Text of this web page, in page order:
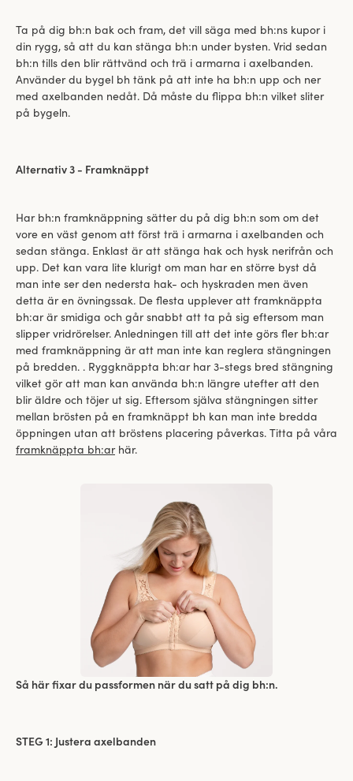
Ta på dig bh:n bak och fram, det vill säga med bh:ns kupor i
din rygg, så att du kan stänga bh:n under bysten. Vrid sedan
bh:n tills den blir rättvänd och trä i armarna i axelbanden.
Använder du bygel bh tänk på att inte ha bh:n upp och ner
med axelbanden nedåt. Då måste du flippa bh:n vilket sliter
på bygeln.
Alternativ 3 - Framknäppt
Har bh:n framknäppning sätter du på dig bh:n som om det
vore en väst genom att först trä i armarna i axelbanden och
sedan stänga. Enklast är att stänga hak och hysk nerifrån och
upp. Det kan vara lite klurigt om man har en större byst då
man inte ser den nedersta hak- och hyskraden men även
detta är en övningssak. De flesta upplever att framknäppta
bh:ar är smidiga och går snabbt att ta på sig eftersom man
slipper vridrörelser. Anledningen till att det inte görs fler bh:ar
med framknäppning är att man inte kan reglera stängningen
på bredden. . Ryggknäppta bh:ar har 3-stegs bred stängning
vilket gör att man kan använda bh:n längre utefter att den
blir äldre och töjer ut sig. Eftersom själva stängningen sitter
mellan brösten på en framknäppt bh kan man inte bredda
öppningen utan att bröstens placering påverkas. Titta på våra
framknäppta bh:arhär.
Så här fixar du passformen när du satt på dig bh:n.
STEG 1: Justera axelbanden